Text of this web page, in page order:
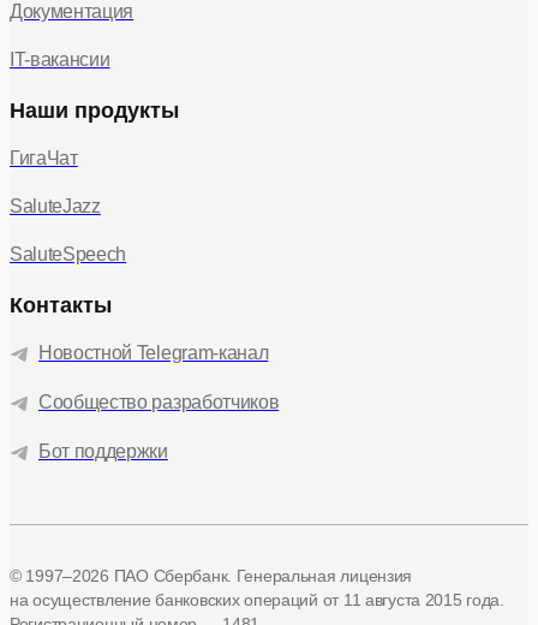
Документация
IT-вакансии
Наши продукты
ГигаЧат
SaluteJazz
SaluteSpeech
Контакты
Новостной Telegram-канал
Сообщество разработчиков
Бот поддержки
© 1997–2026 ПАО Сбербанк. Генеральная лицензия
на осуществление банковских операций от 11 августа 2015 года.